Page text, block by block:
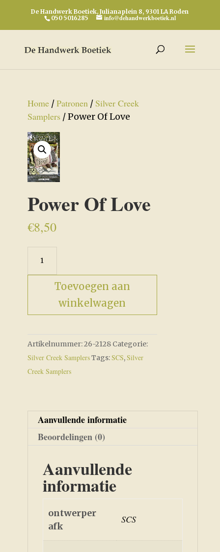
De Handwerk Boetiek, Julianaplein 8, 9301 LA Roden
050 5016285
info@dehandwerkboetiek.nl
Home/Patronen/ Silver Creek
Samplers / Power Of Love
Power Of Love
€8,50
Toevoegen aan
winkelwagen
Artikelnummer:26-2128 Categorie:
Silver Creek SamplersTags:SCS,Silver
Creek Samplers
Aanvullende informatie
Beoordelingen (0)
Aanvullende
informatie
ontwerper
afk
SCS